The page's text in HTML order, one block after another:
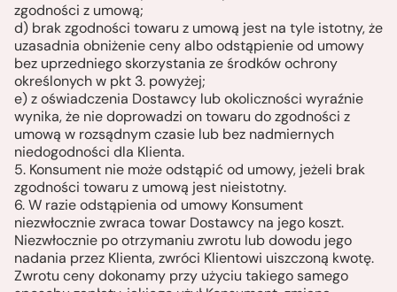
zgodności z umową;
d) brak zgodności towaru z umową jest na tyle istotny, że
uzasadnia obniżenie ceny albo odstąpienie od umowy
bez uprzedniego skorzystania ze środków ochrony
określonych w pkt 3. powyżej;
e) z oświadczenia Dostawcy lub okoliczności wyraźnie
wynika, że nie doprowadzi on towaru do zgodności z
umową w rozsądnym czasie lub bez nadmiernych
niedogodności dla Klienta.
5. Konsument nie może odstąpić od umowy, jeżeli brak
zgodności towaru z umową jest nieistotny.
6. W razie odstąpienia od umowy Konsument
niezwłocznie zwraca towar Dostawcy na jego koszt.
Niezwłocznie po otrzymaniu zwrotu lub dowodu jego
nadania przez Klienta, zwróci Klientowi uiszczoną kwotę.
Zwrotu ceny dokonamy przy użyciu takiego samego